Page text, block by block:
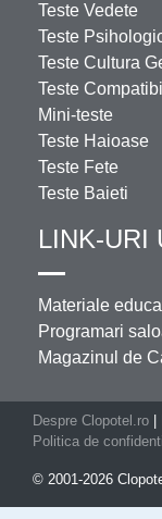
Teste Vedete
Teste
Teste Cultura
Teste
Mini-teste
Teste Haioase
Teste Fete
Teste Baieti
LINK-URI
Materiale
Programari
Magazinul de
Despre Clopotel.ro
Politica de
© 2001-2026